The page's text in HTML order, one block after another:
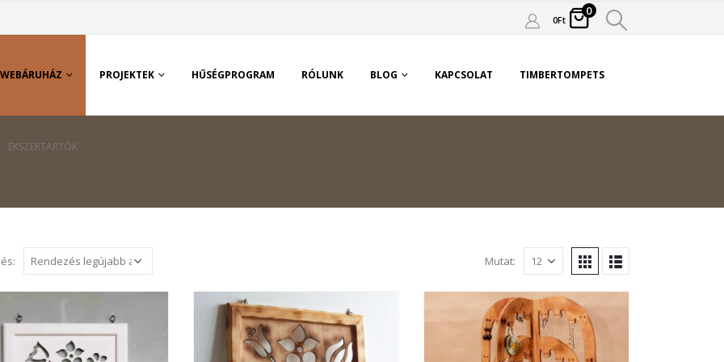
0Ft
0
WEBÁRUHÁZ PROJEKTEK HŰSÉGPROGRAM RÓLUNK BLOG KAPCSOLAT TIMBERTOMPETS
ÉKSZERTARTÓK
Mutat: